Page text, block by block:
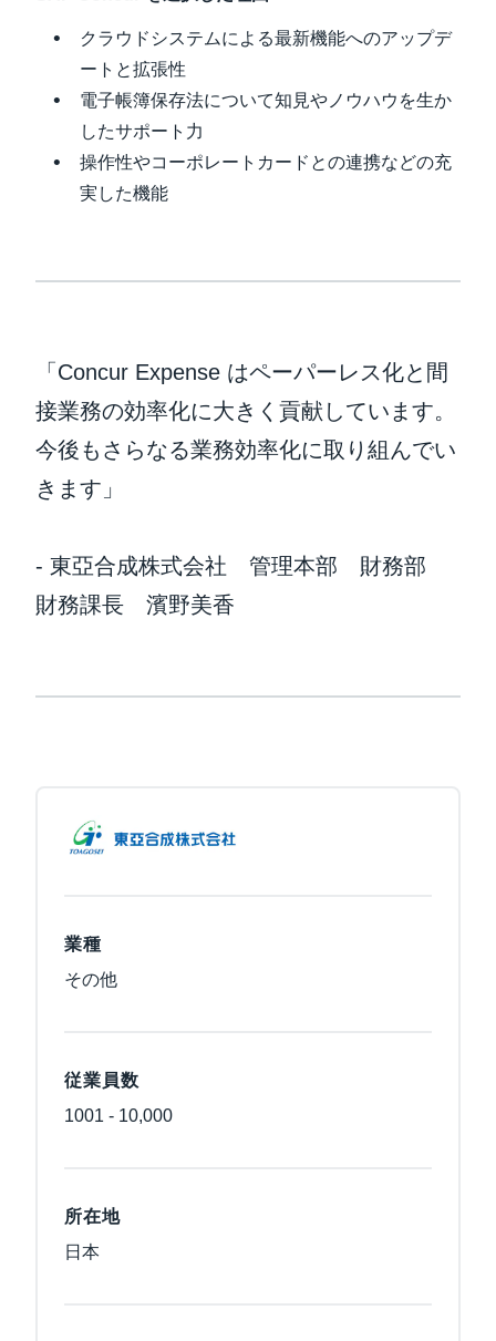
クラウドシステムによる最新機能へのアップデ
ートと拡張性
電子帳簿保存法について知見やノウハウを生か
したサポート力
操作性やコーポレートカードとの連携などの充
実した機能
「Concur Expense はペーパーレス化と間
接業務の効率化に大きく貢献しています。
今後もさらなる業務効率化に取り組んでい
きます」
- 東亞合成株式会社 管理本部 財務部
財務課長 濱野美香
業種
その他
従業員数
1001 - 10,000
所在地
日本